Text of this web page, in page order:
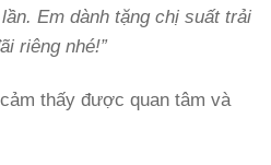
Em dành tặng chị suất trải
riêng nhé!”
thấy được quan tâm và